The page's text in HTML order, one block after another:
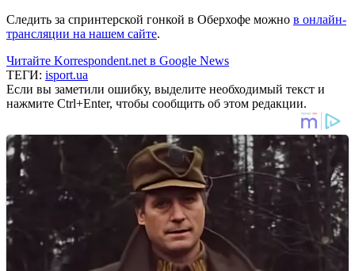
Следить за спринтерской гонкой в Оберхофе можно в онлайн-
трансляции на нашем сайте.
Читайте Korrespondent.net в Google News
ТЕГИ: isport.ua
Если вы заметили ошибку, выделите необходимый текст и
нажмите Ctrl+Enter, чтобы сообщить об этом редакции.